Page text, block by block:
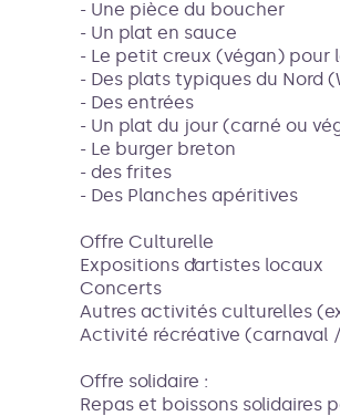
- Une pièce du boucher
- Un plat en sauce
- Le petit creux (végan) pour
- Des plats typiques du Nord
- Des entrées
- Un plat du jour (carné ou
- Le burger breton
- des frites
- Des Planches apéritives
Offre Culturelle
Expositions d’artistes locaux
Concerts
Autres activités culturelles
Activité récréative (carnaval
Offre solidaire :
Repas et boissons solidaires